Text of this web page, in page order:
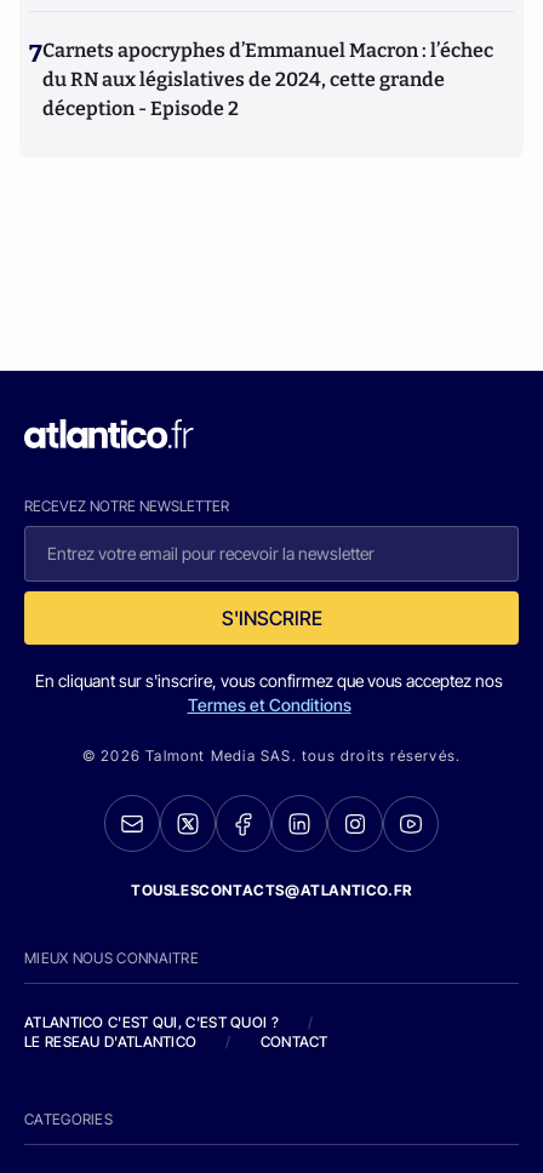
7Carnets apocryphes d’Emmanuel Macron : l’échec
du RN aux législatives de 2024, cette grande
déception - Episode 2
RECEVEZ NOTRE NEWSLETTER
S'INSCRIRE
En cliquant sur s'inscrire, vous confirmez que vous acceptez nos
Termes et Conditions
© 2026 Talmont Media SAS. tous droits réservés.
TOUSLESCONTACTS@ATLANTICO.FR
MIEUX NOUS CONNAITRE
ATLANTICO C'EST QUI, C'EST QUOI ?
/
LE RESEAU D'ATLANTICO
/ CONTACT
CATEGORIES